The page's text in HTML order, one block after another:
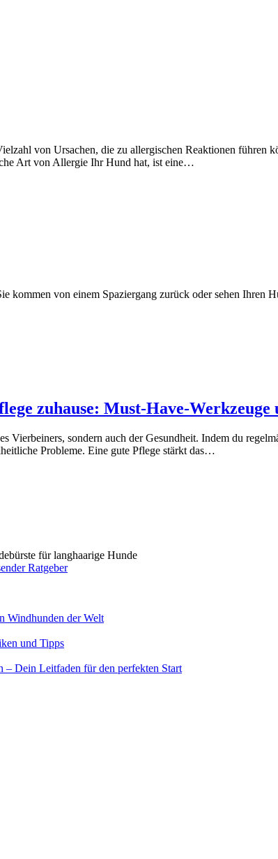
von Ursachen, die zu allergischen Reaktionen führen
Art von Allergie Ihr Hund hat, ist eine…
von einem Spaziergang zurück oder sehen Ihren
zuhause: Must-Have-Werkzeuge
Vierbeiners, sondern auch der Gesundheit. Indem du
Probleme. Eine gute Pflege stärkt das…
Ratgeber
Windhunden der Welt
und Tipps
Dein Leitfaden für den perfekten Start